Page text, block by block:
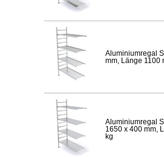
Aluminiumregal
mm, Länge 1100
Aluminiumregal
1650 x 400 mm,
kg